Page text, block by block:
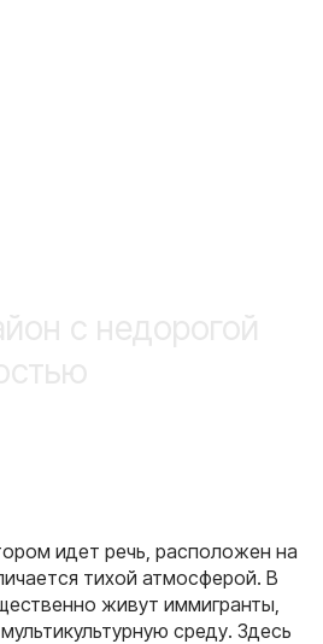
идет речь, расположен на
тихой атмосферой. В
живут иммигранты,
среду. Здесь